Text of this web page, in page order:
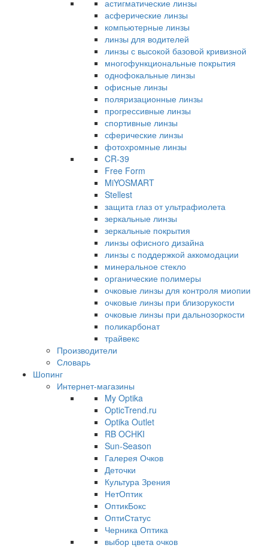
астигматические линзы
асферические линзы
компьютерные линзы
линзы для водителей
линзы с высокой базовой кривизной
многофункциональные покрытия
однофокальные линзы
офисные линзы
поляризационные линзы
прогрессивные линзы
спортивные линзы
сферические линзы
фотохромные линзы
CR-39
Free Form
MiYOSMART
Stellest
защита глаз от ультрафиолета
зеркальные линзы
зеркальные покрытия
линзы офисного дизайна
линзы с поддержкой аккомодации
минеральное стекло
органические полимеры
очковые линзы для контроля миопии
очковые линзы при близорукости
очковые линзы при дальнозоркости
поликарбонат
трайвекс
Производители
Словарь
Шопинг
Интернет-магазины
My Optika
OpticTrend.ru
Optika Outlet
RB OCHKI
Sun-Season
Галерея Очков
Деточки
Культура Зрения
НетОптик
ОптикБокс
ОптиСтатус
Черника Оптика
выбор цвета очков